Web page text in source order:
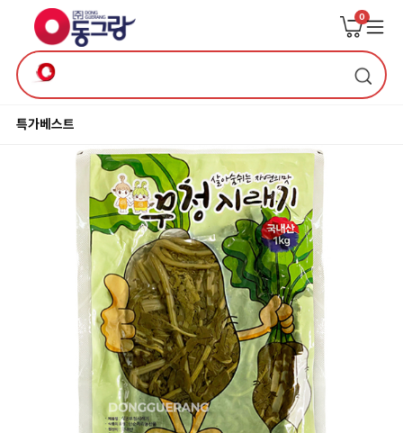
0
특가베스트